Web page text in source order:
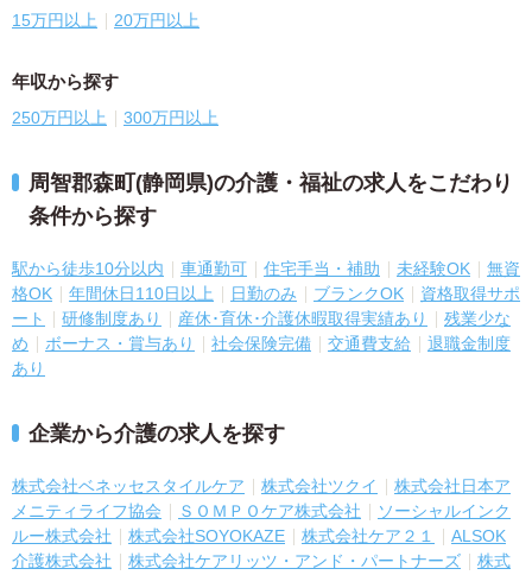
15万円以上 20万円以上
年収から探す
250万円以上 300万円以上
周智郡森町(静岡県)の介護・福祉の求人をこだわり
条件から探す
駅から徒歩10分以内 車通勤可 住宅手当・補助 未経験OK
無資
格OK
年間休日110日以上 日勤のみ ブランクOK
資格取得サポ
ート
研修制度あり 産休･育休･介護休暇取得実績あり
残業少な
め
ボーナス・賞与あり 社会保険完備 交通費支給
退職金制度
あり
企業から介護の求人を探す
株式会社ベネッセスタイルケア 株式会社ツクイ
株式会社日本ア
メニティライフ協会
ＳＯＭＰＯケア株式会社
ソーシャルインク
ルー株式会社
株式会社SOYOKAZE 株式会社ケア２１
ALSOK
介護株式会社
株式会社ケアリッツ・アンド・パートナーズ
株式